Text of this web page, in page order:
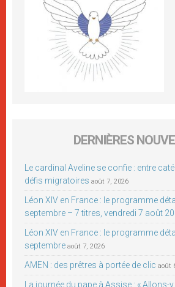
DERNIÈRES
Le cardinal Aveline se confie : entre
défis migratoires août 7, 2026
Léon XIV en France : le programme
septembre – 7 titres, vendredi 7 août
Léon XIV en France : le programme
septembre août 7, 2026
AMEN : des prêtres à portée de clic août
La journée du pape à Assise : « Allons-y